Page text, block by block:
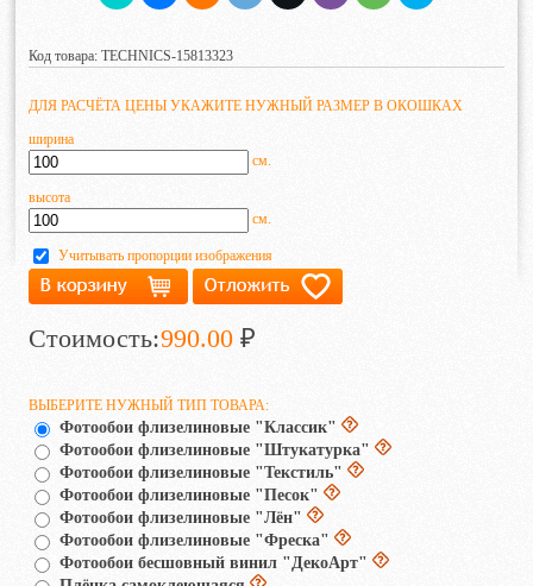
Код товара: TECHNICS-15813323
ДЛЯ РАСЧЁТА ЦЕНЫ УКАЖИТЕ НУЖНЫЙ РАЗМЕР В ОКОШКАХ
ширина
см.
высота
см.
Учитывать пропорции изображения
Стоимость:990.00 ₽
ВЫБЕРИТЕ НУЖНЫЙ ТИП ТОВАРА:
Фотообои флизелиновые "Классик"
Фотообои флизелиновые "Штукатурка"
Фотообои флизелиновые "Текстиль"
Фотообои флизелиновые "Песок"
Фотообои флизелиновые "Лён"
Фотообои флизелиновые "Фреска"
Фотообои бесшовный винил "ДекоАрт"